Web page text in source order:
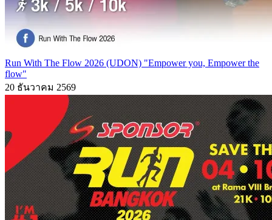
Run With The Flow 2026 (UDON) "Empower you, Empower the
flow"
20 ธันวาคม 2569